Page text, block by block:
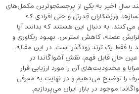
سال اخیر به یکی از پرجستجوترین مکمل‌های
ورزشکاران قدرتی و حتی افرادی که
به ‌دنبال این هستند که بدانند آیا
افزایش عضله، کاهش استرس، بهبود ریکاوری و
فقط یک ترند زودگذر است. در این مقاله،
حال قابل فهم، نقش آشواگاندا در
و محدودیت‌های آن را مورد ارزیابی قرار
را توضیح می‌دهیم و در نهایت به معرفی
موجود در بازار ایران می‌پردازیم.